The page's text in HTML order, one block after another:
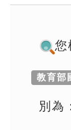
生字詞彙表
您
教育部
別為